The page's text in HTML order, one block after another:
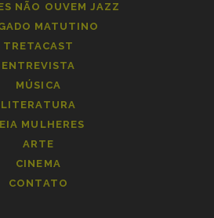
NÃO OUVEM JAZZ
MATUTINO
TRETACAST
ENTREVISTA
MÚSICA
LITERATURA
MULHERES
ARTE
CINEMA
CONTATO